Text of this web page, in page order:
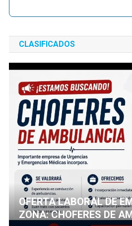
CLASIFICADOS
OFERTA LABORAL DE
ZONA: CHOFERES DE